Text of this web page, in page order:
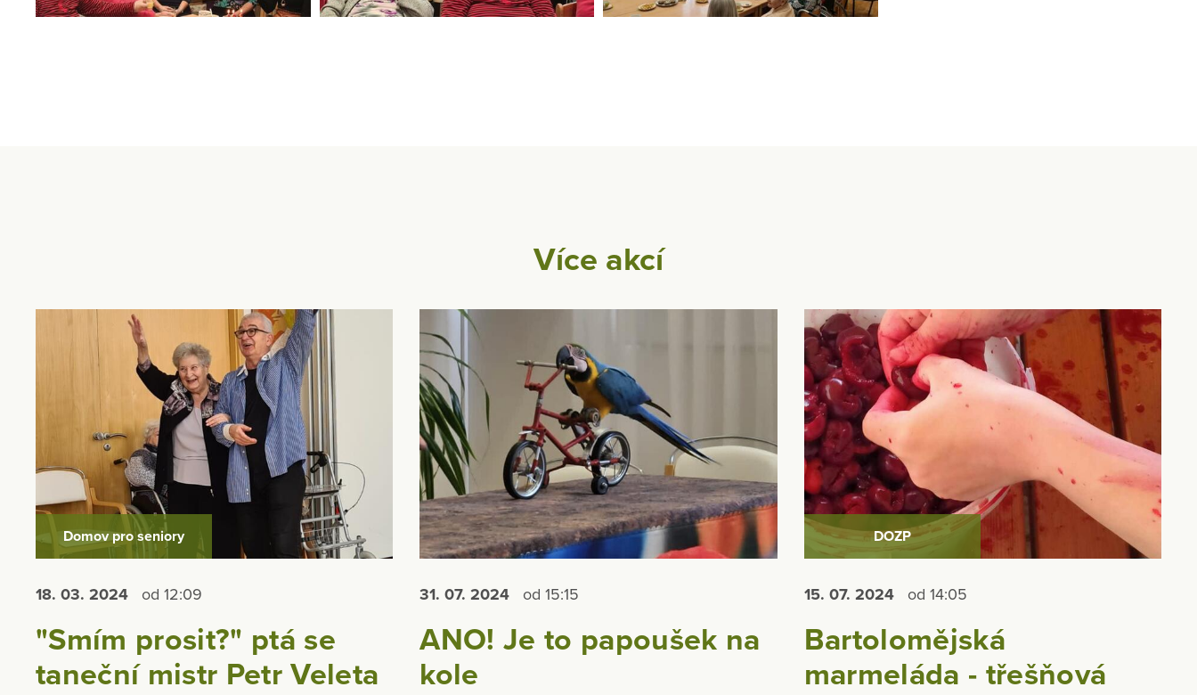
Více akcí
Domov pro seniory
18. 03. 2024 od 12:09
"Smím prosit?" ptá se
taneční mistr Petr Veleta
31. 07.2024 od 15:15
ANO! Je to papoušek na
kole
DOZP
15. 07. 2024 od 14:05
Bartolomějská
marmeláda - třešňová